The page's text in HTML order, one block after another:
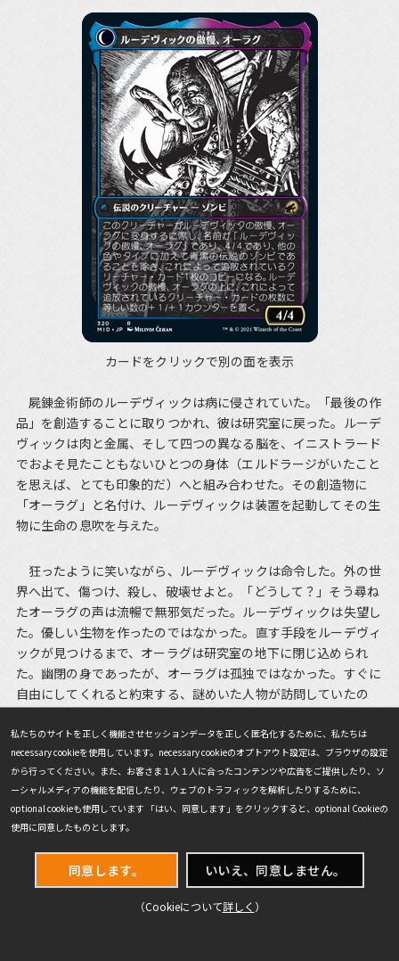
カードをクリックで別の面を表示
屍錬金術師のルーデヴィックは病に侵されていた。「最後の作
品」を創造することに取りつかれ、彼は研究室に戻った。ルーデ
ヴィックは肉と金属、そして四つの異なる脳を、イニストラード
でおよそ見たこともないひとつの身体（エルドラージがいたこと
を思えば、とても印象的だ）へと組み合わせた。その創造物に
「オーラグ」と名付け、ルーデヴィックは装置を起動してその生
物に生命の息吹を与えた。
狂ったように笑いながら、ルーデヴィックは命令した。外の世
界へ出て、傷つけ、殺し、破壊せよと。「どうして？」そう尋ね
たオーラグの声は流暢で無邪気だった。ルーデヴィックは失望し
た。優しい生物を作ったのではなかった。直す手段をルーデヴィ
ックが見つけるまで、オーラグは研究室の地下に閉じ込められ
た。幽閉の身であったが、オーラグは孤独ではなかった。すぐに
自由にしてくれると約束する、謎めいた人物が訪問していたの
腐敗の大鉈、ウィルヘルト
私たちのサイトを正しく機能させセッションデータを正しく匿名化するために、私たちは
necessary cookieを使用しています。necessary cookieのオプトアウト設定は、ブラウザの設定
から行ってください。また、お客さま１人１人に合ったコンテンツや広告をご提供したり、ソ
ーシャルメディアの機能を配信したり、ウェブのトラフィックを解析したりするために、
optional cookieも使用しています 「はい、同意します」をクリックすると、optional Cookieの
使用に同意したものとします。
同意します。 いいえ、同意しません。
（Cookieについて詳しく ）